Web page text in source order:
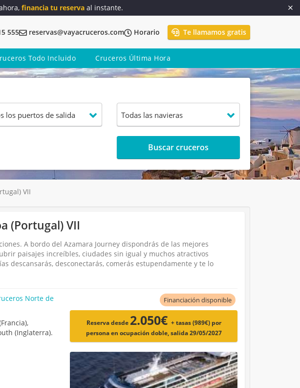
financia tu reserva al instante.
555 reservas@vayacruceros.com Horario Te llamamos gratis
Todo Incluido Cruceros Última Hora
Buscar cruceros
VII
(Portugal) VII
A bordo del Azamara Journey dispondrás de las mejores
paisajes increíbles, ciudades sin igual y muchos atractivos
descansarás, desconectarás, comerás estupendamente y te lo
Norte de
(Inglaterra).
Financiación disponible
Reserva desde 2.050€ + tasas (989€) por
persona en ocupación doble, salida 29/05/2027